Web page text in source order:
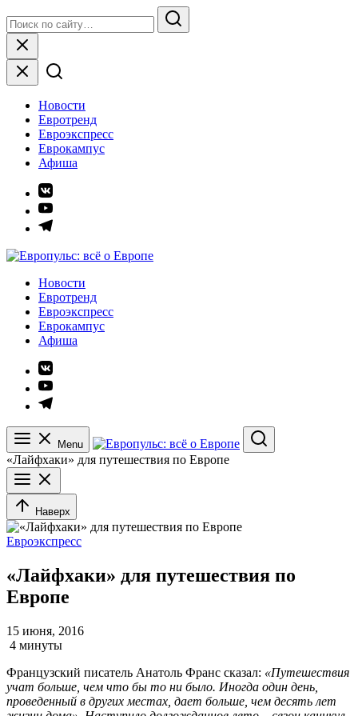
to
content
for:
Search
Close
Новости
Евротренд
Евроэкспресс
Еврокампус
Афиша
Элемент
меню
Элемент
меню
Элемент
Европульс: всё о Европе
Новости
Евротренд
Евроэкспресс
Еврокампус
Афиша
Элемент
меню
Элемент
меню
Элемент
Menu
Search
«Лайфхаки» для путешествия по Европе
Наверх
Евроэкспресс
«Лайфхаки» для путешествия по
Европе
15 июня, 2016
4 минуты
Французский писатель Анатоль Франс сказал: «Путешествия
учат больше, чем что бы то ни было. Иногда один день,
проведенный в других местах, дает больше, чем десять лет